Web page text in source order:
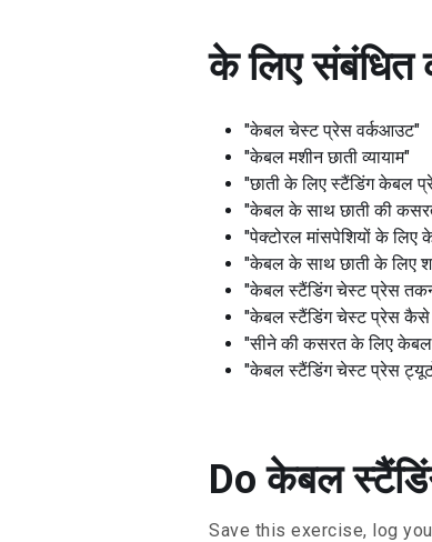
के लिए संबंधित
"केबल चेस्ट प्रेस वर्कआउट"
"केबल मशीन छाती व्यायाम"
"छाती के लिए स्टैंडिंग केबल
"केबल के साथ छाती की
"पेक्टोरल मांसपेशियों के लिए
"केबल के साथ छाती के लिए
"केबल स्टैंडिंग चेस्ट प्रेस
"केबल स्टैंडिंग चेस्ट प्रेस
"सीने की कसरत के लिए
"केबल स्टैंडिंग चेस्ट प्रेस
Do केबल
Save this exercise, log